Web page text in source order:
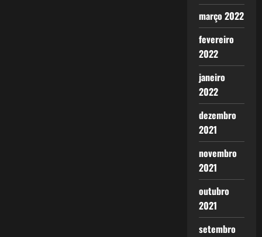
março 2022
fevereiro
2022
janeiro
2022
dezembro
2021
novembro
2021
outubro
2021
setembro